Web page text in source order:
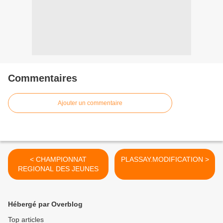
Commentaires
Ajouter un commentaire
< CHAMPIONNAT
REGIONAL DES JEUNES
PLASSAY.MODIFICATION >
Hébergé par Overblog
Top articles